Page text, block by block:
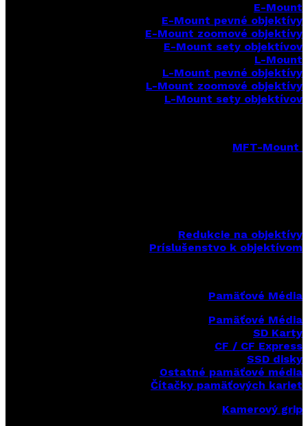
E-Mount
E-Mount pevné objektívy
E-Mount zoomové objektívy
E-Mount sety objektívov
L-Mount
L-Mount pevné objektívy
L-Mount zoomové objektívy
L-Mount sety objektívov
MFT-Mount
Redukcie na objektívy
Príslušenstvo k objektívom
Pamäťové Média
Pamäťové Média
SD Karty
CF / CF Express
SSD disky
Ostatné pamäťové média
Čítačky pamäťových kariet
Kamerový grip